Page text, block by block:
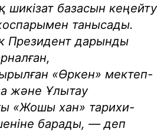
шикізат базасын кеңейту
танысады.
Президент дарынды
«Өркен» мектеп-
және Ұлытау
«Жошы хан» тарихи-
барады, — деп